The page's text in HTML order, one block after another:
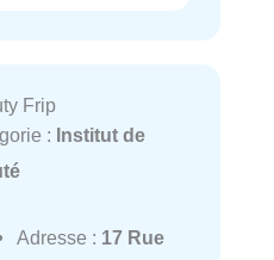
Frip
: Institut de
Adresse : 17 Rue